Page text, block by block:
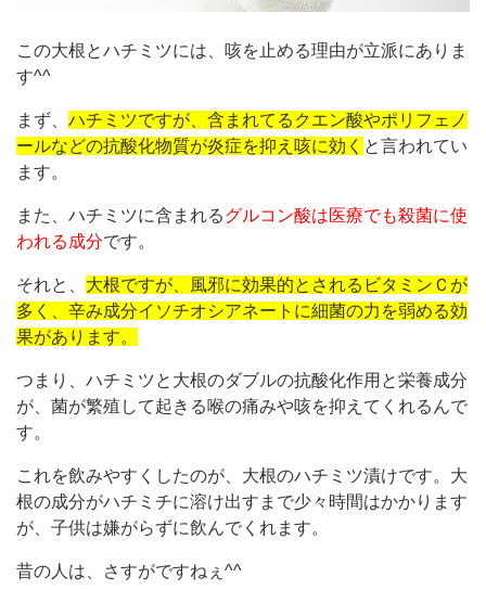
この大根とハチミツには、咳を止める理由が立派にありま
す^^
まず、 ハチミツですが、含まれてるクエン酸やポリフェノ
ールなどの抗酸化物質が炎症を抑え咳に効く と言われてい
ます。
また、ハチミツに含まれるグルコン酸は医療でも殺菌に使
われる成分です。
それと、 大根ですが、風邪に効果的とされるビタミンＣが
多く、辛み成分イソチオシアネートに細菌の力を弱める効
果があります。
つまり、ハチミツと大根のダブルの抗酸化作用と栄養成分
が、菌が繁殖して起きる喉の痛みや咳を抑えてくれるんで
す。
これを飲みやすくしたのが、大根のハチミツ漬けです。大
根の成分がハチミチに溶け出すまで少々時間はかかります
が、子供は嫌がらずに飲んでくれます。
昔の人は、さすがですねぇ^^